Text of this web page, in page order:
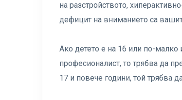
на разстройството,
дефицит на вниманието са
Ако детето е на 16 или по-
професионалист, то трябва да
17 и повече години, той трябва